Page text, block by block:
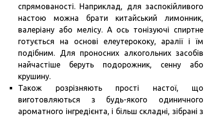
спрямованості. Наприклад, для заспокійливого
настою можна брати китайський лимонник,
валеріану або мелісу. А ось тонізуючі спиртне
готується на основі елеутерококу, аралії і їм
подібним. Для проносних алкогольних засобів
найчастіше беруть подорожник, сенну або
крушину.
Також розрізняють прості настої, що
виготовляються з будь-якого одиничного
ароматного інгредієнта, і більш складні, зібрані з